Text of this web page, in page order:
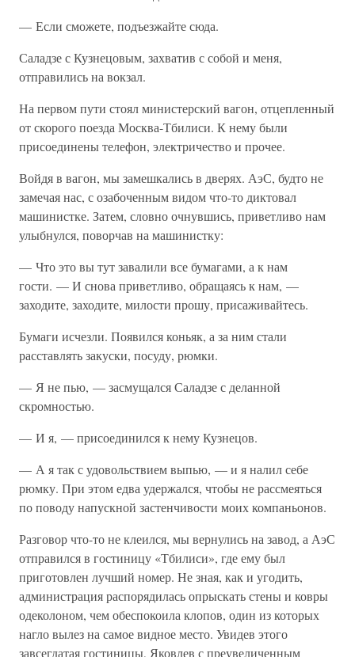
— Если сможете, подъезжайте сюда.
Саладзе с Кузнецовым, захватив с собой и меня,
отправились на вокзал.
На первом пути стоял министерский вагон, отцепленный
от скорого поезда Москва-Тбилиси. К нему были
присоединены телефон, электричество и прочее.
Войдя в вагон, мы замешкались в дверях. АэС, будто не
замечая нас, с озабоченным видом что-то диктовал
машинистке. Затем, словно очнувшись, приветливо нам
улыбнулся, поворчав на машинистку:
— Что это вы тут завалили все бумагами, а к нам
гости. — И снова приветливо, обращаясь к нам, —
заходите, заходите, милости прошу, присаживайтесь.
Бумаги исчезли. Появился коньяк, а за ним стали
расставлять закуски, посуду, рюмки.
— Я не пью, — засмущался Саладзе с деланной
скромностью.
— И я, — присоединился к нему Кузнецов.
— А я так с удовольствием выпью, — и я налил себе
рюмку. При этом едва удержался, чтобы не рассмеяться
по поводу напускной застенчивости моих компаньонов.
Разговор что-то не клеился, мы вернулись на завод, а АэС
отправился в гостиницу «Тбилиси», где ему был
приготовлен лучший номер. Не зная, как и угодить,
администрация распорядилась опрыскать стены и ковры
одеколоном, чем обеспокоила клопов, один из которых
нагло вылез на самое видное место. Увидев этого
завсегдатая гостиницы, Яковлев с преувеличенным